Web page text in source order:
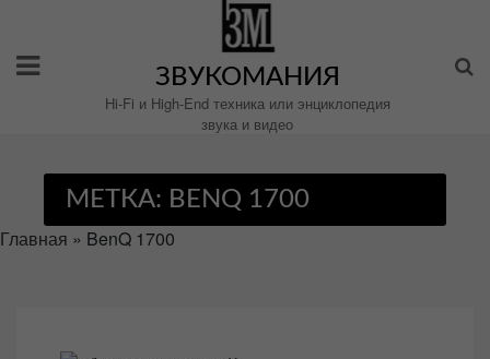
содержимому
ЗВУКОМАНИЯ
Hi-Fi и High-End техника или энциклопедия
звука и видео
МЕТКА: BENQ 1700
Главная » BenQ 1700